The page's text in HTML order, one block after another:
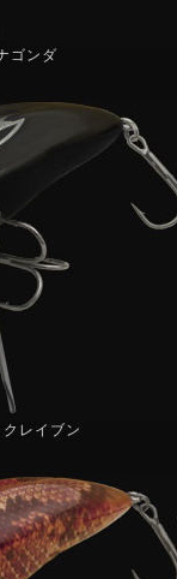
ゴンダ
レイブン